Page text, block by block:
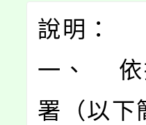
說明：
一、 依
署（以下